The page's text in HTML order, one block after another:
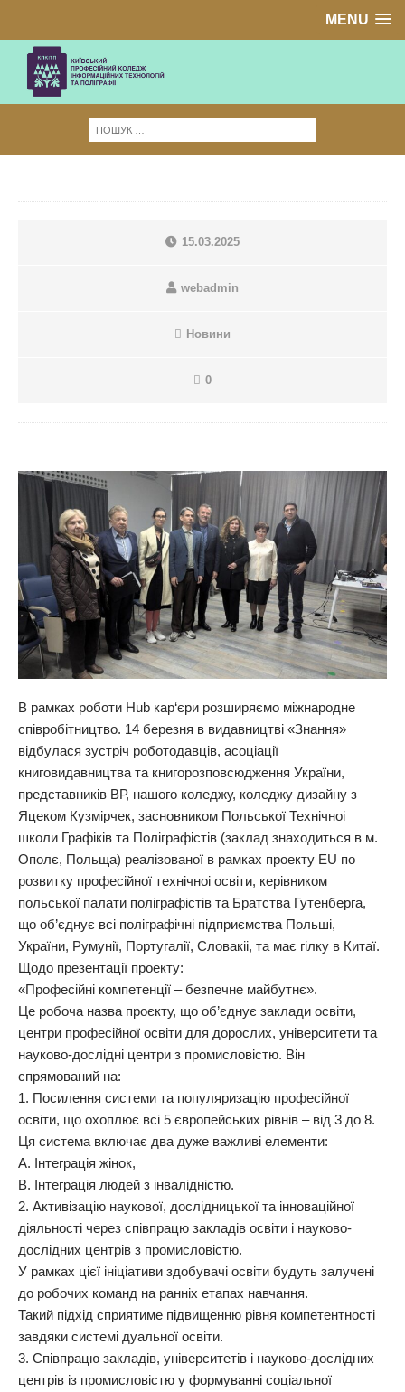
MENU
15.03.2025
webadmin
Новини
0
В рамках роботи Hub кар‘єри розширяємо міжнародне
співробітництво. 14 березня в видавництві «Знання»
відбулася зустріч роботодавців, асоціації
книговидавництва та книгорозповсюдження України,
представників ВР, нашого коледжу, коледжу дизайну з
Яцеком Кузмірчек, засновником Польської Технічноі
школи Графіків та Поліграфістів (заклад знаходиться в м.
Ополє, Польща) реалізованої в рамках проекту EU по
розвитку професійної технічноі освіти, керівником
польської палати поліграфістів та Братства Гутенберга,
що об’єднує всі поліграфічні підприємства Польші,
України, Румунії, Португалії, Словакіі, та має гілку в Китаї.
Щодо презентації проекту:
«Професійні компетенції – безпечне майбутнє».
Це робоча назва проєкту, що об’єднує заклади освіти,
центри професійної освіти для дорослих, університети та
науково-дослідні центри з промисловістю. Він
спрямований на:
1. Посилення системи та популяризацію професійної
освіти, що охоплює всі 5 європейських рівнів – від 3 до 8.
Ця система включає два дуже важливі елементи:
A. Інтеграція жінок,
B. Інтеграція людей з інвалідністю.
2. Активізацію наукової, дослідницької та інноваційної
діяльності через співпрацю закладів освіти і науково-
дослідних центрів з промисловістю.
У рамках цієї ініціативи здобувачі освіти будуть залучені
до робочих команд на ранніх етапах навчання.
Такий підхід сприятиме підвищенню рівня компетентності
завдяки системі дуальної освіти.
3. Співпрацю закладів, університетів і науково-дослідних
центрів із промисловістю у формуванні соціальної